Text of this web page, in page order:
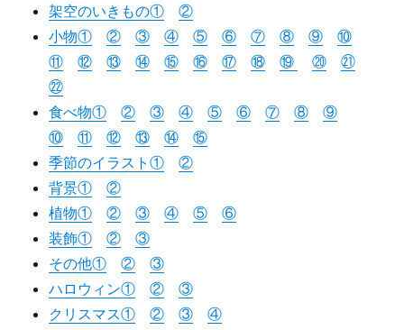
架空のいきもの①
②
小物①
② ③ ④ ⑤ ⑥ ⑦ ⑧ ⑨
⑩
⑪
⑫ ⑬ ⑭ ⑮ ⑯ ⑰ ⑱ ⑲ ⑳
㉑
㉒
食べ物①
② ③ ④ ⑤ ⑥ ⑦ ⑧
⑨
⑩
⑪ ⑫ ⑬ ⑭
⑮
季節のイラスト①
②
背景①
②
植物①
② ③ ④ ⑤
⑥
装飾①
②
③
その他①
②
③
ハロウィン①
②
③
クリスマス①
② ③ ④